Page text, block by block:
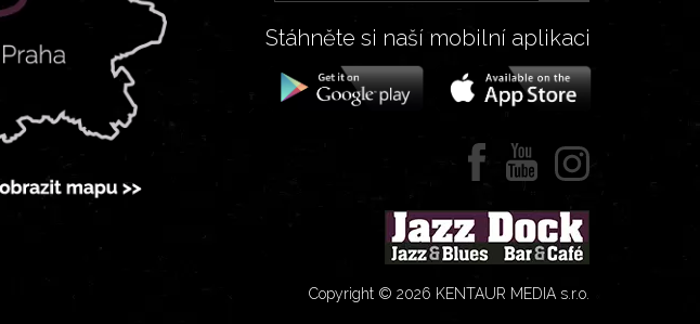
Stáhněte si naší mobilní aplikaci
Copyright © 2026 KENTAUR MEDIA s.r.o.